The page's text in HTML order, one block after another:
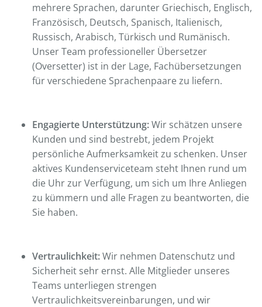
mehrere Sprachen, darunter Griechisch, Englisch,
Französisch, Deutsch, Spanisch, Italienisch,
Russisch, Arabisch, Türkisch und Rumänisch.
Unser Team professioneller Übersetzer
(Oversetter) ist in der Lage, Fachübersetzungen
für verschiedene Sprachenpaare zu liefern.
Engagierte Unterstützung:Wir schätzen unsere
Kunden und sind bestrebt, jedem Projekt
persönliche Aufmerksamkeit zu schenken. Unser
aktives Kundenserviceteam steht Ihnen rund um
die Uhr zur Verfügung, um sich um Ihre Anliegen
zu kümmern und alle Fragen zu beantworten, die
Sie haben.
Vertraulichkeit:Wir nehmen Datenschutz und
Sicherheit sehr ernst. Alle Mitglieder unseres
Teams unterliegen strengen
Vertraulichkeitsvereinbarungen, und wir